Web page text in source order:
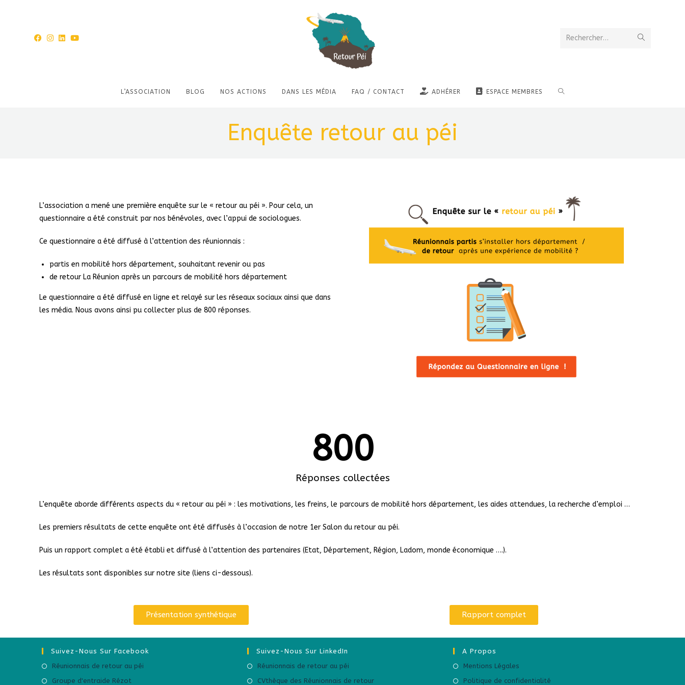
Rechercher…
L’ASSOCIATION BLOG NOS ACTIONS DANS LES MÉDIA FAQ / CONTACT ADHÉRER ESPACE MEMBRES
Enquête retour au péi
L’association a mené une première enquête sur le « retour au péi ». Pour cela, un
questionnaire a été construit par nos bénévoles, avec l’appui de sociologues.
Ce questionnaire a été diffusé à l’attention des réunionnais :
partis en mobilité hors département, souhaitant revenir ou pas
de retour La Réunion après un parcours de mobilité hors département
Le questionnaire a été diffusé en ligne et relayé sur les réseaux sociaux ainsi que dans
les média. Nous avons ainsi pu collecter plus de 800 réponses.
Réponses collectées
800
L’enquête aborde différents aspects du « retour au péi » : les motivations, les freins, le parcours de mobilité hors département, les aides attendues, la recherche d’emploi …
Les premiers résultats de cette enquête ont été diffusés à l’occasion de notre 1er Salon du retour au péi.
Puis un rapport complet a été établi et diffusé à l’attention des partenaires (Etat, Département, Région, Ladom, monde économique ….).
Les résultats sont disponibles sur notre site (liens ci-dessous).
Présentation synthétique Rapport complet
Suivez-Nous Sur Facebook
Réunionnais de retour au péi
Groupe d'entraide Rézot
Suivez-Nous Sur LinkedIn
Réunionnais de retour au péi
CVthèque des Réunionnais de retour
A Propos
Mentions Légales
Politique de confidentialité